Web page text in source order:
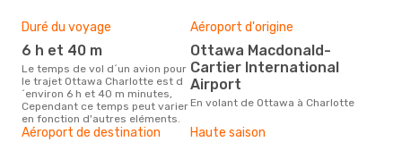
Duré du voyage
6 h et 40 m
Le temps de vol d´un avion pour
le trajet Ottawa Charlotte est d
´environ 6 h et 40 m minutes,
Cependant ce temps peut varier
en fonction d'autres eléments.
Aéroport d'origine
Ottawa Macdonald-
Cartier International
Airport
En volant de Ottawa à Charlotte
Aéroport de destination Haute saison